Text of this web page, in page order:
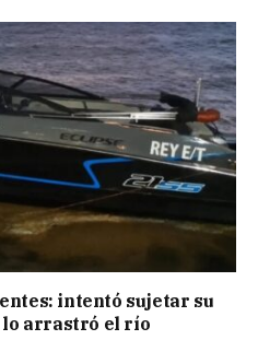
intentó sujetar su
lo arrastró el río